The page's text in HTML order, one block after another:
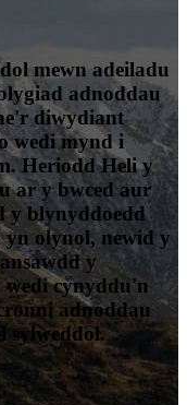
mewn adeiladu
adnoddau
diwydiant
wedi mynd i
Heriodd Heli y
ar y bwced aur
y blynyddoedd
yn olynol, newid y
y
wedi cynyddu'n
adnoddau
sylweddol.